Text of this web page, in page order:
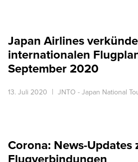
Japan Airlines
internationalen
September 2020
13. Juli 2020 JNTO - Japan National
Corona: News-Updates